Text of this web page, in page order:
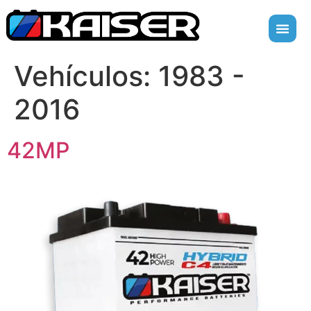
Vehículos: 1983 -
2016
42MP